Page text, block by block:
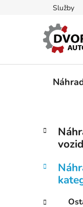
Služby
P
t
Přeskočit
kategorie
K
a
g
i